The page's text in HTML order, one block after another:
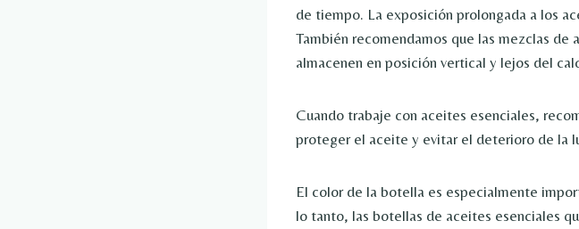
de tiempo. La exposición prolongada a los
También recomendamos que las mezclas de
almacenen en posición vertical y lejos del
Cuando trabaje con aceites esenciales,
proteger el aceite y evitar el deterioro de la
El color de la botella es especialmente
lo tanto, las botellas de aceites esenciales